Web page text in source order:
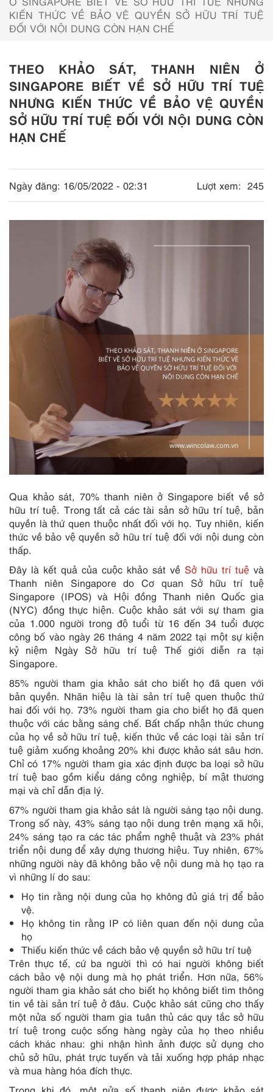
KIẾN THỨC VỀ BẢO VỆ QUYỀN SỞ HỮU TRÍ TUỆ
ĐỐI VỚI NỘI DUNG CÒN HẠN CHẾ
THEO KHẢO SÁT, THANH NIÊN Ở
SINGAPORE BIẾT VỀ SỞ HỮU TRÍ TUỆ
NHƯNG KIẾN THỨC VỀ BẢO VỆ QUYỀN
SỞ HỮU TRÍ TUỆ ĐỐI VỚI NỘI DUNG CÒN
HẠN CHẾ
Ngày đăng: 16/05/2022 - 02:31 Lượt xem: 245
Qua khảo sát, 70% thanh niên ở Singapore biết về sở
hữu trí tuệ. Trong tất cả các tài sản sở hữu trí tuệ, bản
quyền là thứ quen thuộc nhất đối với họ. Tuy nhiên, kiến
thức về bảo vệ quyền sở hữu trí tuệ đối với nội dung còn
thấp.
Đây là kết quả của cuộc khảo sát về Sở hữu trí tuệ và
Thanh niên Singapore do Cơ quan Sở hữu trí tuệ
Singapore (IPOS) và Hội đồng Thanh niên Quốc gia
(NYC) đồng thực hiện. Cuộc khảo sát với sự tham gia
của 1.000 người trong độ tuổi từ 16 đến 34 tuổi được
công bố vào ngày 26 tháng 4 năm 2022 tại một sự kiện
kỷ niệm Ngày Sở hữu trí tuệ Thế giới diễn ra tại
Singapore.
85% người tham gia khảo sát cho biết họ đã quen với
bản quyền. Nhãn hiệu là tài sản trí tuệ quen thuộc thứ
hai đối với họ. 73% người tham gia cho biết họ đã quen
thuộc với các bằng sáng chế. Bất chấp nhận thức chung
của họ về sở hữu trí tuệ, kiến thức về các loại tài sản trí
tuệ giảm xuống khoảng 20% khi được khảo sát sâu hơn.
Chỉ có 17% người tham gia xác định được ba loại sở hữu
trí tuệ bao gồm kiểu dáng công nghiệp, bí mật thương
mại và chỉ dẫn địa lý.
67% người tham gia khảo sát là người sáng tạo nội dung.
Trong số này, 43% sáng tạo nội dung trên mạng xã hội,
24% sáng tạo ra các tác phẩm nghệ thuật và 23% phát
triển nội dung để xây dựng thương hiệu. Tuy nhiên, 67%
những người này đã không bảo vệ nội dung mà họ tạo ra
vì những lí do sau:
Họ tin rằng nội dung của họ không đủ giá trị để bảo
vệ.
Họ không tin rằng IP có liên quan đến nội dung của
họ
Thiếu kiến ​​thức về cách bảo vệ quyền sở hữu trí tuệ
Trên thực tế, cứ ba người thì có hai người không biết
cách bảo vệ nội dung mà họ phát triển. Hơn nữa, 56%
người tham gia khảo sát cho biết họ không biết tìm thông
tin về tài sản trí tuệ ở đâu. Cuộc khảo sát cũng cho thấy
một nửa số người tham gia tuân thủ các quy tắc sở hữu
trí tuệ trong cuộc sống hàng ngày của họ theo nhiều
cách khác nhau: ghi nhận hình ảnh được sử dụng cho
chủ sở hữu, phát trực tuyến và tải xuống hợp pháp nhạc
và mua hàng hóa đích thực.